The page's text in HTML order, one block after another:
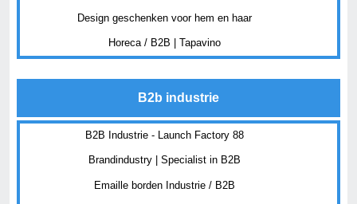
Design geschenken voor hem en haar
Horeca / B2B | Tapavino
B2b industrie
B2B Industrie - Launch Factory 88
Brandindustry | Specialist in B2B
Emaille borden Industrie / B2B